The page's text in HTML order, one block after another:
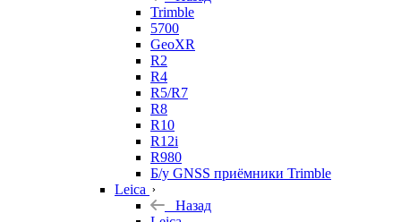
Trimble
5700
GeoXR
R2
R4
R5/R7
R8
R10
R12i
R980
Б/у GNSS приёмники Trimble
Leica
Назад